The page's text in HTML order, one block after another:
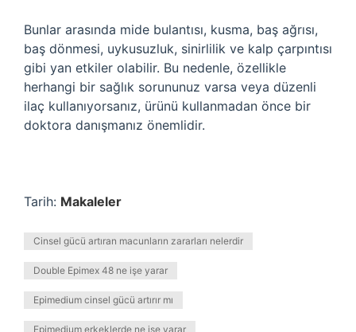
Bunlar arasında mide bulantısı, kusma, baş ağrısı,
baş dönmesi, uykusuzluk, sinirlilik ve kalp çarpıntısı
gibi yan etkiler olabilir. Bu nedenle, özellikle
herhangi bir sağlık sorununuz varsa veya düzenli
ilaç kullanıyorsanız, ürünü kullanmadan önce bir
doktora danışmanız önemlidir.
Tarih: Makaleler
Cinsel gücü artıran macunların zararları nelerdir
Double Epimex 48 ne işe yarar
Epimedium cinsel gücü artırır mı
Epimedium erkeklerde ne işe yarar